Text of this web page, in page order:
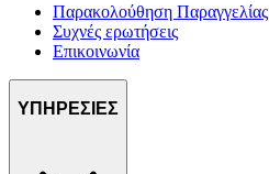
Παρακολούθηση Παραγγελίας
Συχνές ερωτήσεις
Επικοινωνία
ΥΠΗΡΕΣΙΕΣ